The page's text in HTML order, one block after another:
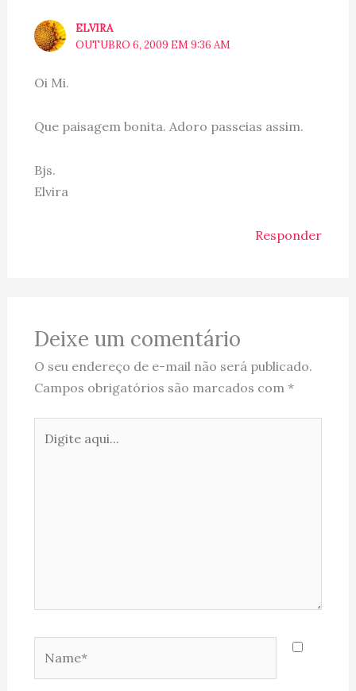
ELVIRA
OUTUBRO 6, 2009 EM 9:36 AM
Oi Mi.
Que paisagem bonita. Adoro passeias assim.
Bjs.
Elvira
Responder
Deixe um comentário
O seu endereço de e-mail não será publicado.
Campos obrigatórios são marcados com *
aqui...